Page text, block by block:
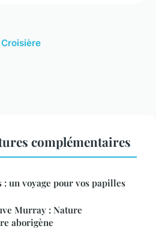
complémentaires
un voyage pour vos papilles
Murray : Nature
aborigène